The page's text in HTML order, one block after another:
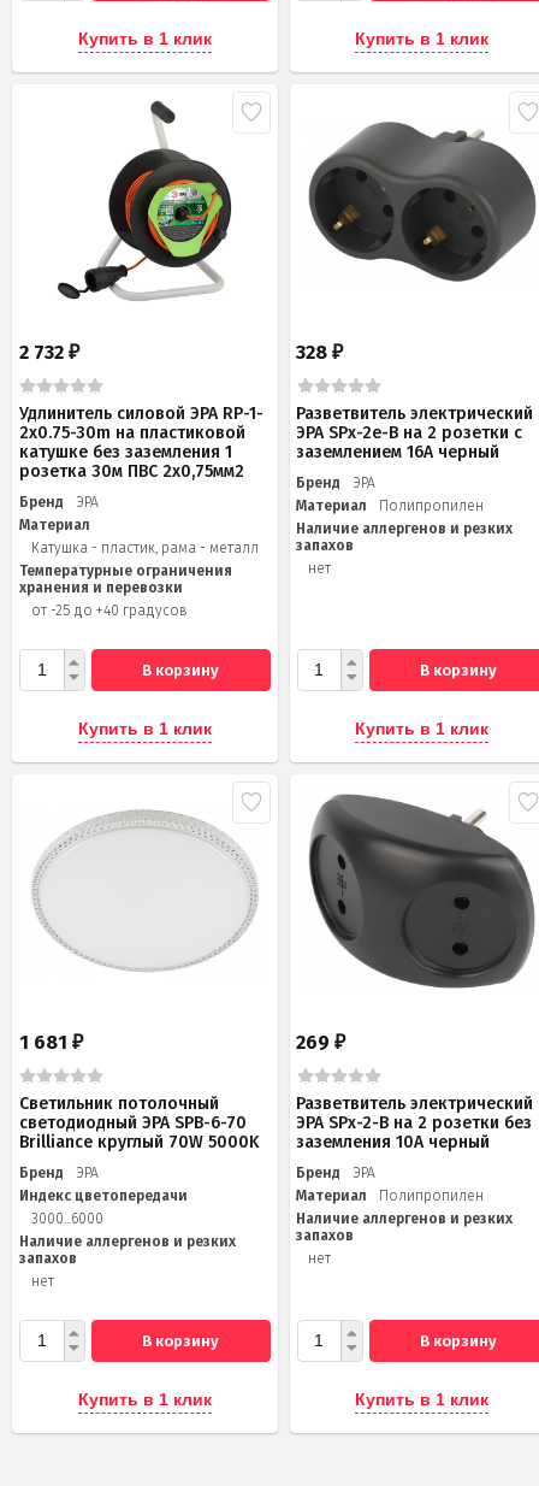
Купить в 1 клик Купить в 1 клик
2 732 ₽
Удлинитель силовой ЭРА RP-1-
2x0.75-30m на пластиковой
катушке без заземления 1
розетка 30м ПВС 2х0,75мм2
Бренд
ЭРА
Материал
Катушка - пластик, рама - металл
Температурные ограничения
хранения и перевозки
от -25 до +40 градусов
В корзину
Купить в 1 клик
328₽
Разветвитель электрический
ЭРА SPx-2e-B на 2 розетки с
заземлением 16А черный
Бренд
ЭРА
Материал
Полипропилен
Наличие аллергенов и резких
запахов
нет
В корзину
Купить в 1 клик
1 681 ₽
Светильник потолочный
светодиодный ЭРА SPB-6-70
Brilliance круглый 70W 5000K
Бренд
ЭРА
Индекс цветопередачи
3000...6000
Наличие аллергенов и резких
запахов
нет
В корзину
Купить в 1 клик
269₽
Разветвитель электрический
ЭРА SPx-2-B на 2 розетки без
заземления 10А черный
Бренд
ЭРА
Материал
Полипропилен
Наличие аллергенов и резких
запахов
нет
В корзину
Купить в 1 клик